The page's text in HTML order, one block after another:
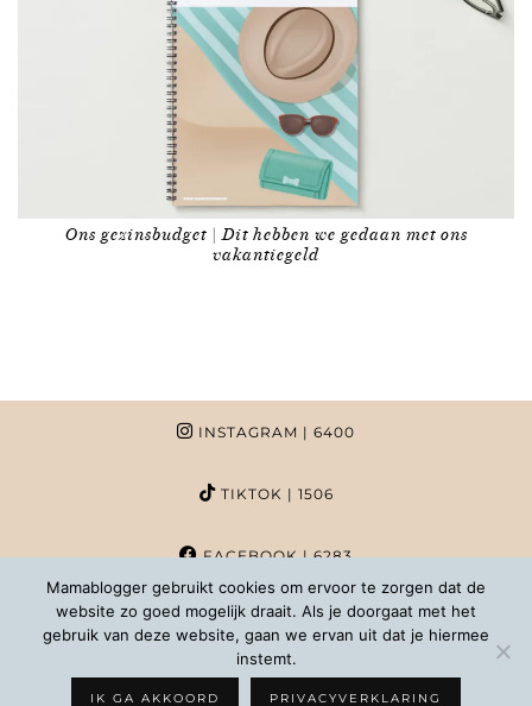
Ons gezinsbudget | Dit hebben we gedaan met ons
vakantiegeld
INSTAGRAM | 6400
TIKTOK | 1506
FACEBOOK| 6283
PINTEREST | 1020
Mamablogger gebruikt cookies om ervoor te zorgen dat de
website zo goed mogelijk draait. Als je doorgaat met het
gebruik van deze website, gaan we ervan uit dat je hiermee
instemt.
IK GA AKKOORD PRIVACYVERKLARING